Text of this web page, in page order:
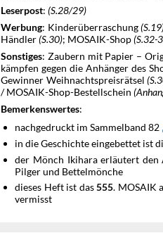
Leserpost:(S.28/29)
Werbung: Kinderüberraschung
Händler(S.30); MOSAIK-Shop(S.32-
Sonstiges: Zaubern mit Papier –
kämpfen gegen die Anhänger des
Gewinner Weihnachtspreisrätsel
/ MOSAIK-Shop-Bestellschein
Bemerkenswertes:
nachgedruckt im Sammelband 82
in die Geschichte eingebettet ist
der Mönch Ikihara erläutert den
Pilger und Bettelmönche
dieses Heft ist das555. MOSAIK
vermisst